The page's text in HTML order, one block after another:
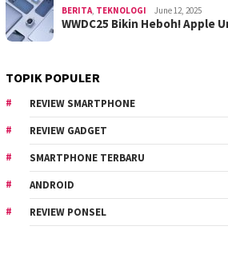
BERITA, TEKNOLOGI June 12, 2025
WWDC25 Bikin Heboh! Apple
TOPIK POPULER
REVIEW SMARTPHONE
REVIEW GADGET
SMARTPHONE TERBARU
ANDROID
REVIEW PONSEL